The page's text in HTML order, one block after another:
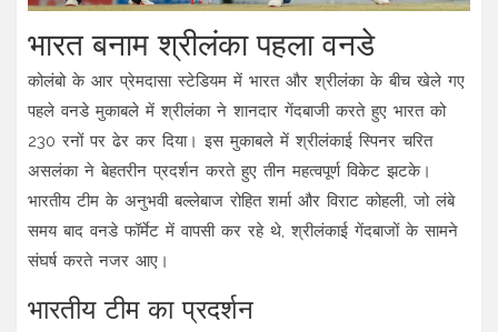
भारत बनाम श्रीलंका पहला वनडे
कोलंबो के आर प्रेमदासा स्टेडियम में भारत और श्रीलंका के बीच खेले गए
पहले वनडे मुकाबले में श्रीलंका ने शानदार गेंदबाजी करते हुए भारत को
230 रनों पर ढेर कर दिया। इस मुकाबले में श्रीलंकाई स्पिनर चरित
असलंका ने बेहतरीन प्रदर्शन करते हुए तीन महत्वपूर्ण विकेट झटके।
भारतीय टीम के अनुभवी बल्लेबाज रोहित शर्मा और विराट कोहली, जो लंबे
समय बाद वनडे फॉर्मेट में वापसी कर रहे थे, श्रीलंकाई गेंदबाजों के सामने
संघर्ष करते नजर आए।
भारतीय टीम का प्रदर्शन